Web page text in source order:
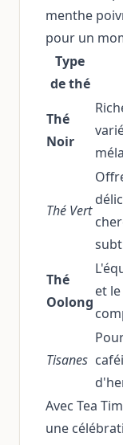
menthe
pour un
Type
de thé
Thé
Noir
Thé Vert
Thé
Oolong
et
Tisanes
Avec Tea
une